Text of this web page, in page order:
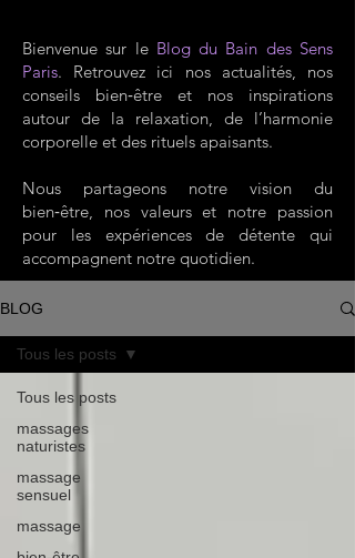
Bienvenue sur le Blog du Bain des Sens
Paris. Retrouvez ici nos actualités, nos
conseils bien‑être et nos inspirations
autour de la relaxation, de l’harmonie
corporelle et des rituels apaisants.
Nous partageons notre vision du
bien‑être, nos valeurs et notre passion
pour les expériences de détente qui
accompagnent notre quotidien.
BLOG
Tous les posts
massages
naturistes
massage
sensuel
massage
Tous les posts